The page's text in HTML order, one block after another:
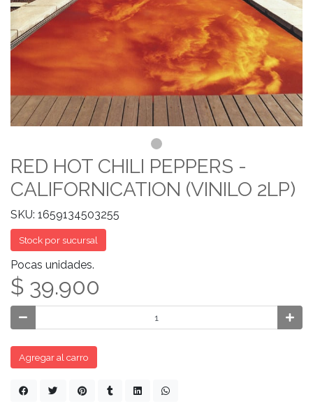
RED HOT CHILI PEPPERS -
CALIFORNICATION (VINILO 2LP)
SKU: 1659134503255
Stock por sucursal
Pocas unidades.
$ 39.900
Agregar al carro